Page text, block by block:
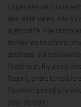
La pensée de l’unité
des millénaires. Elle
la globalité. Elle
toutes les fonctions
abstraite mais
l’extérieur. Il y a une
l’esprit, entre le visible
l’humain, prendre la
pour demain.